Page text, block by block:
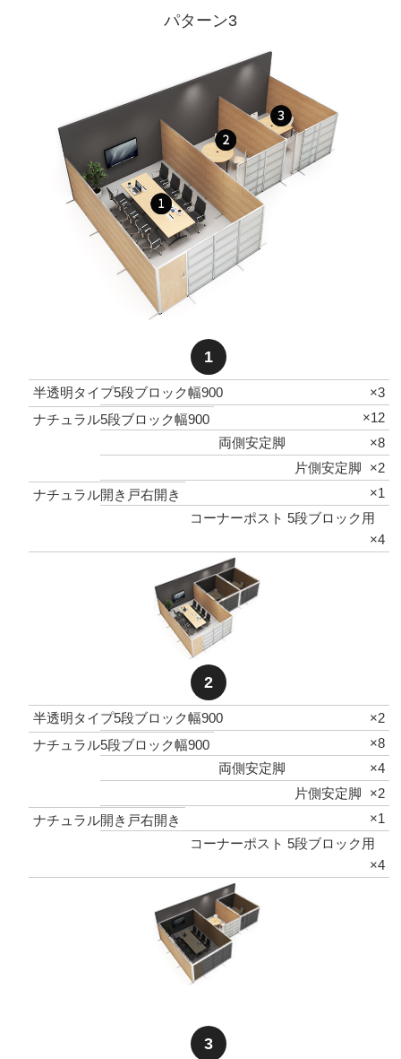
パターン3
1
半透明タイプ5段ブロック幅900
×3
ナチュラル5段ブロック幅900
×12
両側安定脚
×8
片側安定脚
×2
ナチュラル開き戸右開き
×1
コーナーポスト 5段ブロック用
×4
2
半透明タイプ5段ブロック幅900
×2
ナチュラル5段ブロック幅900
×8
両側安定脚
×4
片側安定脚
×2
ナチュラル開き戸右開き
×1
コーナーポスト 5段ブロック用
×4
3